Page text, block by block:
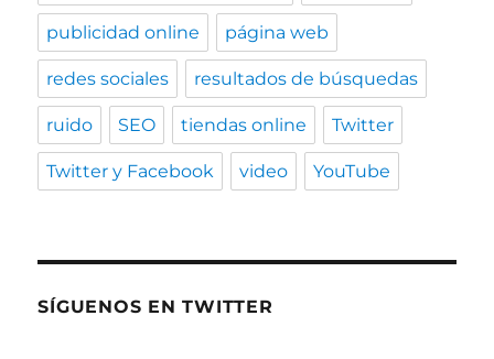
publicidad online página web
redes sociales resultados de búsquedas
ruido SEO tiendas online Twitter
Twitter y Facebook video YouTube
SÍGUENOS EN TWITTER